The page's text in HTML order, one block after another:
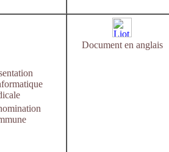
Document en anglais